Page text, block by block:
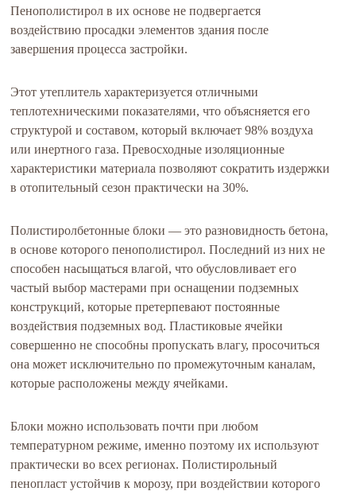
Пенополистирол в их основе не подвергается
воздействию просадки элементов здания после
завершения процесса застройки.
Этот утеплитель характеризуется отличными
теплотехническими показателями, что объясняется его
структурой и составом, который включает 98% воздуха
или инертного газа. Превосходные изоляционные
характеристики материала позволяют сократить издержки
в отопительный сезон практически на 30%.
Полистиролбетонные блоки — это разновидность бетона,
в основе которого пенополистирол. Последний из них не
способен насыщаться влагой, что обусловливает его
частый выбор мастерами при оснащении подземных
конструкций, которые претерпевают постоянные
воздействия подземных вод. Пластиковые ячейки
совершенно не способны пропускать влагу, просочиться
она может исключительно по промежуточным каналам,
которые расположены между ячейками.
Блоки можно использовать почти при любом
температурном режиме, именно поэтому их используют
практически во всех регионах. Полистирольный
пенопласт устойчив к морозу, при воздействии которого